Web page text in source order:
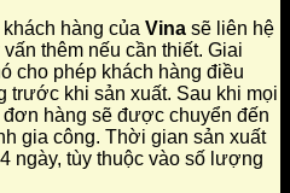
hàng của Vina sẽ liên hệ
thêm nếu cần thiết. Giai
cho phép khách hàng điều
trước khi sản xuất. Sau khi mọi
hàng sẽ được chuyển đến
gia công. Thời gian sản xuất
ngày, tùy thuộc vào số lượng